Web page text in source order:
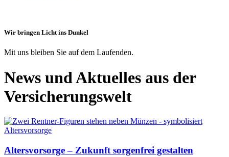
Wir bringen Licht ins Dunkel
Mit uns bleiben Sie auf dem Laufenden.
News und Aktuelles aus der
Versicherungswelt
Altersvorsorge – Zukunft sorgenfrei gestalten